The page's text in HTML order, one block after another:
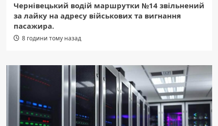
Чернівецький водій маршрутки №14 звільнений
за лайку на адресу військових та вигнання
пасажира.
8 години тому назад